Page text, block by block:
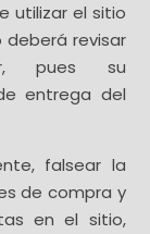
utilizar el sitio
deberá revisar
pues su
entrega del
falsear la
de compra y
en el sitio,